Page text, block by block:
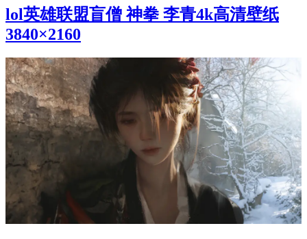
lol英雄联盟盲僧 神拳 李青4k高清壁纸
3840×2160